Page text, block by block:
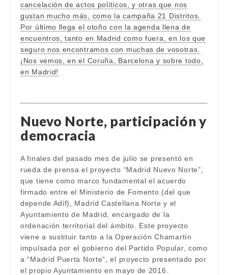
cancelación de actos políticos, y otras que nos
gustan mucho más, como la campaña 21 Distritos.
Por último llega el otoño con la agenda llena de
encuentros, tanto en Madrid como fuera, en los que
seguro nos encontramos con muchas de vosotras.
¡Nos vemos, en el Coruña, Barcelona y sobre todo,
en Madrid!
Nuevo Norte, participación y
democracia
A finales del pasado mes de julio se presentó en
rueda de prensa el proyecto “Madrid Nuevo Norte”,
que tiene como marco fundamental el acuerdo
firmado entre el Ministerio de Fomento (del que
depende Adif), Madrid Castellana Norte y el
Ayuntamiento de Madrid, encargado de la
ordenación territorial del ámbito. Este proyecto
viene a sustituir tanto a la Operación Chamartín
impulsada por el gobierno del Partido Popular, como
a “Madrid Puerta Norte”, el proyecto presentado por
el propio Ayuntamiento en mayo de 2016.